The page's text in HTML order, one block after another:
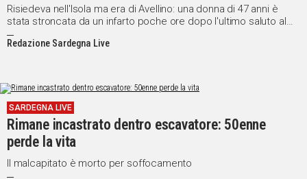
UNISCITI
WHATSAPP
Social
Risiedeva nell'Isola ma era di Avellino: una donna di 47 anni è
stata stroncata da un infarto poche ore dopo l'ultimo saluto al
fratello 32enne
Redazione Sardegna Live
SARDEGNA LIVE
Rimane incastrato dentro escavatore: 50enne
perde la vita
Il malcapitato è morto per soffocamento